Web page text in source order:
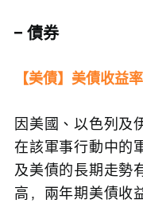
– 債券
【美債】美債收益
因美國、以色列及
在該軍事行動中的
及美債的長期走勢
高，兩年期美債收